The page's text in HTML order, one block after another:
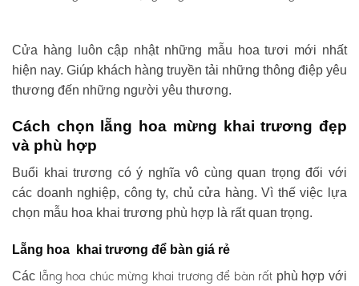
Cửa hàng luôn cập nhật những mẫu hoa tươi mới nhất
hiện nay. Giúp khách hàng truyền tải những thông điệp yêu
thương đến những người yêu thương.
Cách chọn lẵng hoa mừng khai trương đẹp
và phù hợp
Buổi khai trương có ý nghĩa vô cùng quan trọng đối với
các doanh nghiệp, công ty, chủ cửa hàng. Vì thế việc lựa
chọn mẫu hoa khai trương phù hợp là rất quan trọng.
Lẵng hoa khai trương để bàn giá rẻ
Các lẵng hoa chúc mừng khai trương để bàn rất phù hợp với